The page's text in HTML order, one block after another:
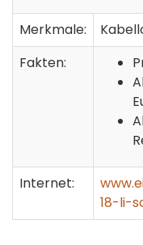
Merkmale:
Fakten:
Internet:
18-li-